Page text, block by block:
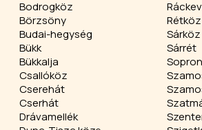
Bodrogköz
Börzsöny
Budai-hegység
Bükk
Bükkalja
Csallóköz
Cserehát
Cserhát
Drávamellék
Rétköz
Sárköz
Sárrét